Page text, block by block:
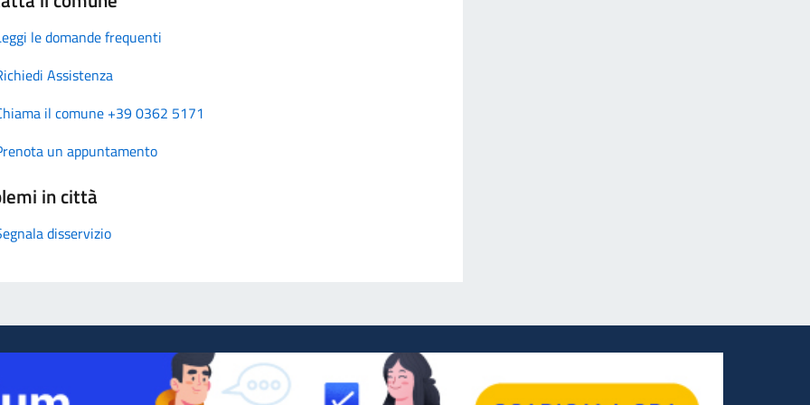
le domande frequenti
Assistenza
il comune +39 0362 5171
un appuntamento
in città
disservizio